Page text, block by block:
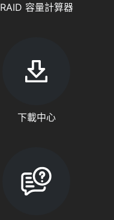
RAID 容量計算器
下載中心